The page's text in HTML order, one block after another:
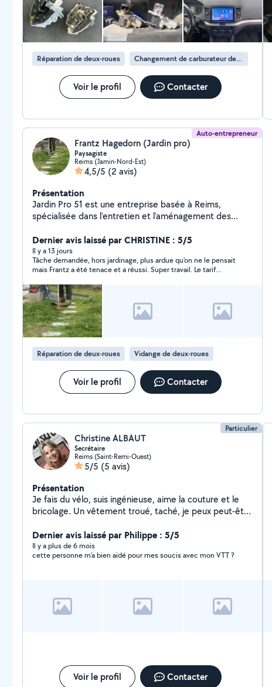
peux que recommander d'y aller les yeux fermés. Cordialement
Réparation de deux-roues Changement de carburateur de deux-roues
Voir le profil Contacter
Auto-entrepreneur
Frantz Hagedorn (Jardin pro)
Paysagiste
Reims (Jamin-Nord-Est)
4,5/5 (2 avis)
Présentation
Jardin Pro 51 est une entreprise basée à Reims,
spécialisée dans l'entretien et l'aménagement des
particuliers et des professionnels pour tous vos travaux
de jardinage : tonte, débroussaillage et entretien de
jardins.
Dernier avis laissé par CHRISTINE : 5/5
Il y a 13 jours
Tâche demandée, hors jardinage, plus ardue qu'on ne le pensait
mais Frantz a été tenace et a réussi. Super travail. Le tarif
prévu. Un grand merci à lui. Je le recommande vivement.
Réparation de deux-roues Vidange de deux-roues
Voir le profil Contacter
Particulier
Christine ALBAUT
Secrétaire
Reims (Saint-Remi-Ouest)
5/5 (5 avis)
Présentation
Je fais du vélo, suis ingénieuse, aime la couture et le
bricolage. Un vêtement troué, taché, je peux peut-être
Dernier avis laissé par Philippe : 5/5
Il y a plus de 6 mois
cette personne m'a bien aidé pour mes soucis avec mon VTT ?
Voir le profil Contacter